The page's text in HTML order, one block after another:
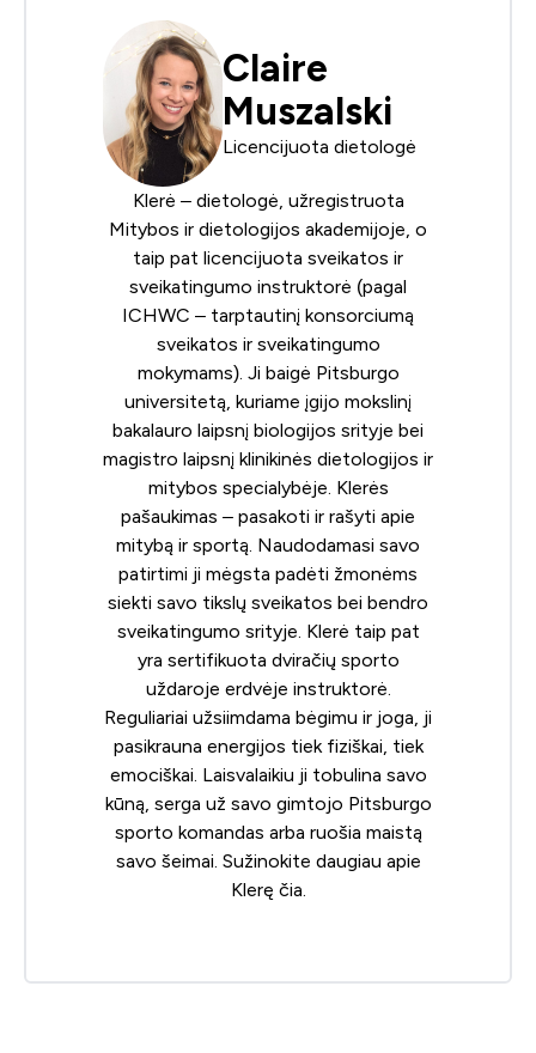
Claire
Muszalski
Licencijuota dietologė
Klerė – dietologė, užregistruota
Mitybos ir dietologijos akademijoje , o
taip pat licencijuota sveikatos ir
sveikatingumo instruktorė (pagal
ICHWC – tarptautinį konsorciumą
sveikatos ir sveikatingumo
mokymams). Ji baigė Pitsburgo
universitetą, kuriame įgijo mokslinį
bakalauro laipsnį biologijos srityje bei
magistro laipsnį klinikinės dietologijos ir
mitybos specialybėje. Klerės
pašaukimas – pasakoti ir rašyti apie
mitybą ir sportą. Naudodamasi savo
patirtimi ji mėgsta padėti žmonėms
siekti savo tikslų sveikatos bei bendro
sveikatingumo srityje. Klerė taip pat
yra sertifikuota dviračių sporto
uždaroje erdvėje instruktorė.
Reguliariai užsiimdama bėgimu ir joga, ji
pasikrauna energijos tiek fiziškai, tiek
emociškai. Laisvalaikiu ji tobulina savo
kūną, serga už savo gimtojo Pitsburgo
sporto komandas arba ruošia maistą
savo šeimai. Sužinokite daugiau apie
Klerę čia